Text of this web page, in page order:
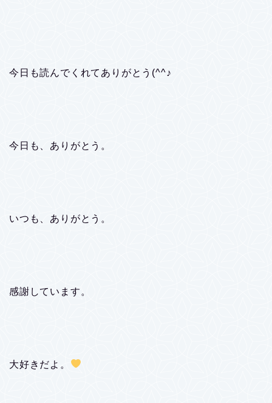
今日も読んでくれてありがとう(^^♪
今日も、ありがとう。
いつも、ありがとう。
感謝しています。
大好きだよ。